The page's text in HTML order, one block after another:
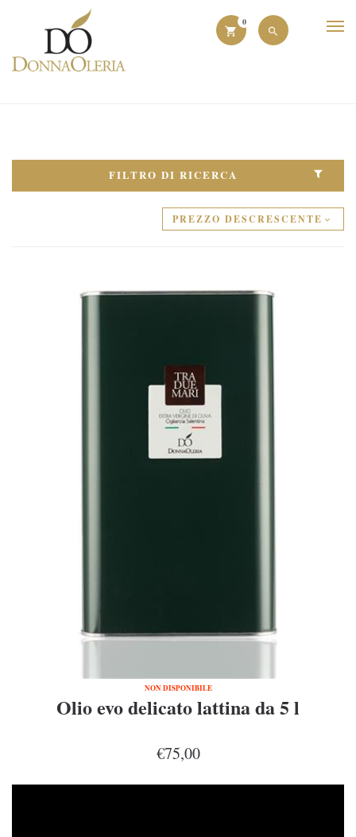
0
FILTRO DI RICERCA
PREZZO DESCRESCENTE
NON DISPONIBILE
Olio evo delicato lattina da 5 l
€75,00